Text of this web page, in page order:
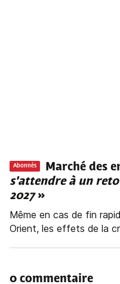
Abonnés Marché des
s'attendre à un
2027»
Même en cas de fin
Orient, les effets de la
0 commentaire